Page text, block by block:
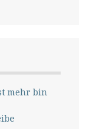
mehr bin